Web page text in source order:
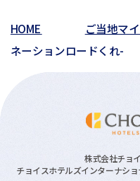
HOME ご当地マ
ネーションロードくれ-
株式会社チョ
チョイスホテルズインターナシ